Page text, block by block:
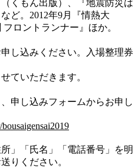
くもん出版）、『地震防災は
ど。2012年9月『情熱大
ロントランナー』ほか。
し込みください。入場整理券
ていただきます。
申し込みフォームからお申し
」「氏名」「電話番号」を明
りください。